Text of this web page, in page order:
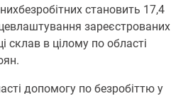
становить 17,4
зареєстрованих
склав в цілому по області
допомогу по безробіттю у